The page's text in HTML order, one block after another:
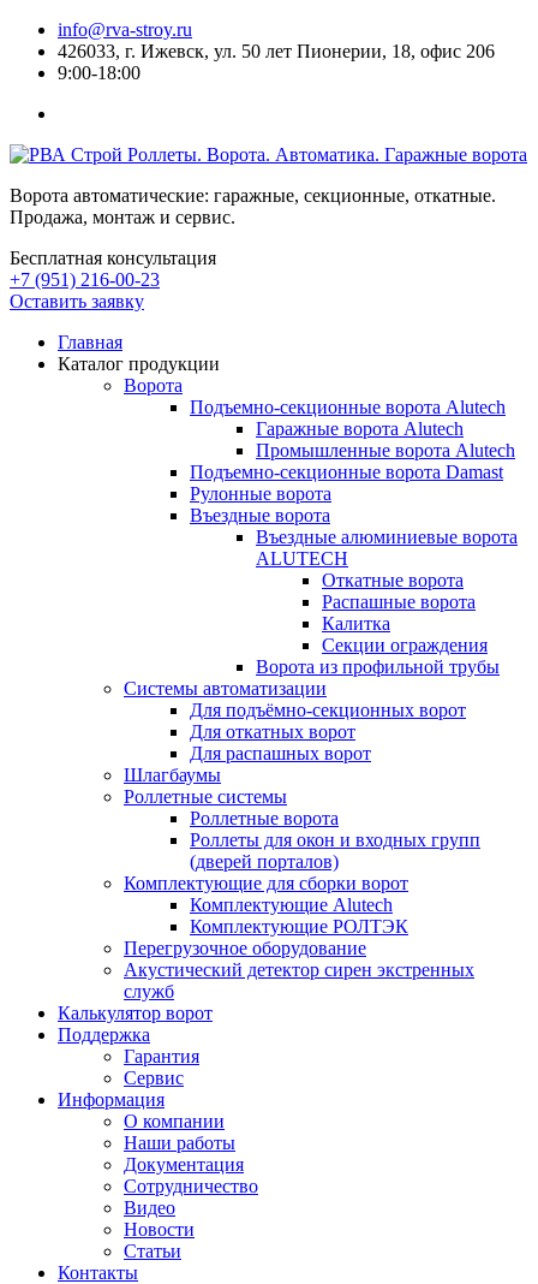
info@rva-stroy.ru
426033, г. Ижевск, ул. 50 лет Пионерии, 18, офис 206
9:00-18:00
Роллеты. Ворота. Автоматика. Гаражные ворота
Ворота автоматические: гаражные, секционные, откатные.
Продажа, монтаж и сервис.
Бесплатная консультация
+7 (951) 216-00-23
Оставить заявку
Главная
Каталог продукции
Ворота
Подъемно-секционные ворота Alutech
Гаражные ворота Alutech
Промышленные ворота Alutech
Подъемно-секционные ворота Damast
Рулонные ворота
Въездные ворота
Въездные алюминиевые ворота
ALUTECH
Откатные ворота
Распашные ворота
Калитка
Секции ограждения
Ворота из профильной трубы
Системы автоматизации
Для подъёмно-секционных ворот
Для откатных ворот
Для распашных ворот
Шлагбаумы
Роллетные системы
Роллетные ворота
Роллеты для окон и входных групп
(дверей порталов)
Комплектующие для сборки ворот
Комплектующие Alutech
Комплектующие РОЛТЭК
Перегрузочное оборудование
Акустический детектор сирен экстренных
служб
Калькулятор ворот
Поддержка
Гарантия
Сервис
Информация
О компании
Наши работы
Документация
Сотрудничество
Видео
Новости
Статьи
Контакты